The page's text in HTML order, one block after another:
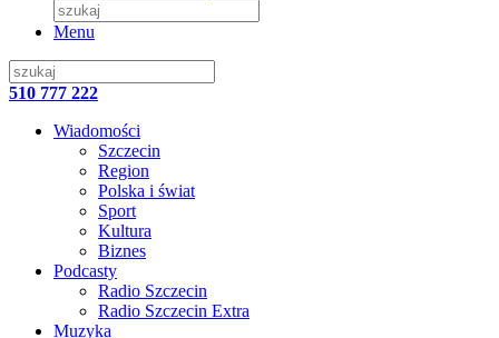
Menu
510 777 222
Wiadomości
Szczecin
Region
Polska i świat
Sport
Kultura
Biznes
Podcasty
Radio Szczecin
Radio Szczecin Extra
Muzyka